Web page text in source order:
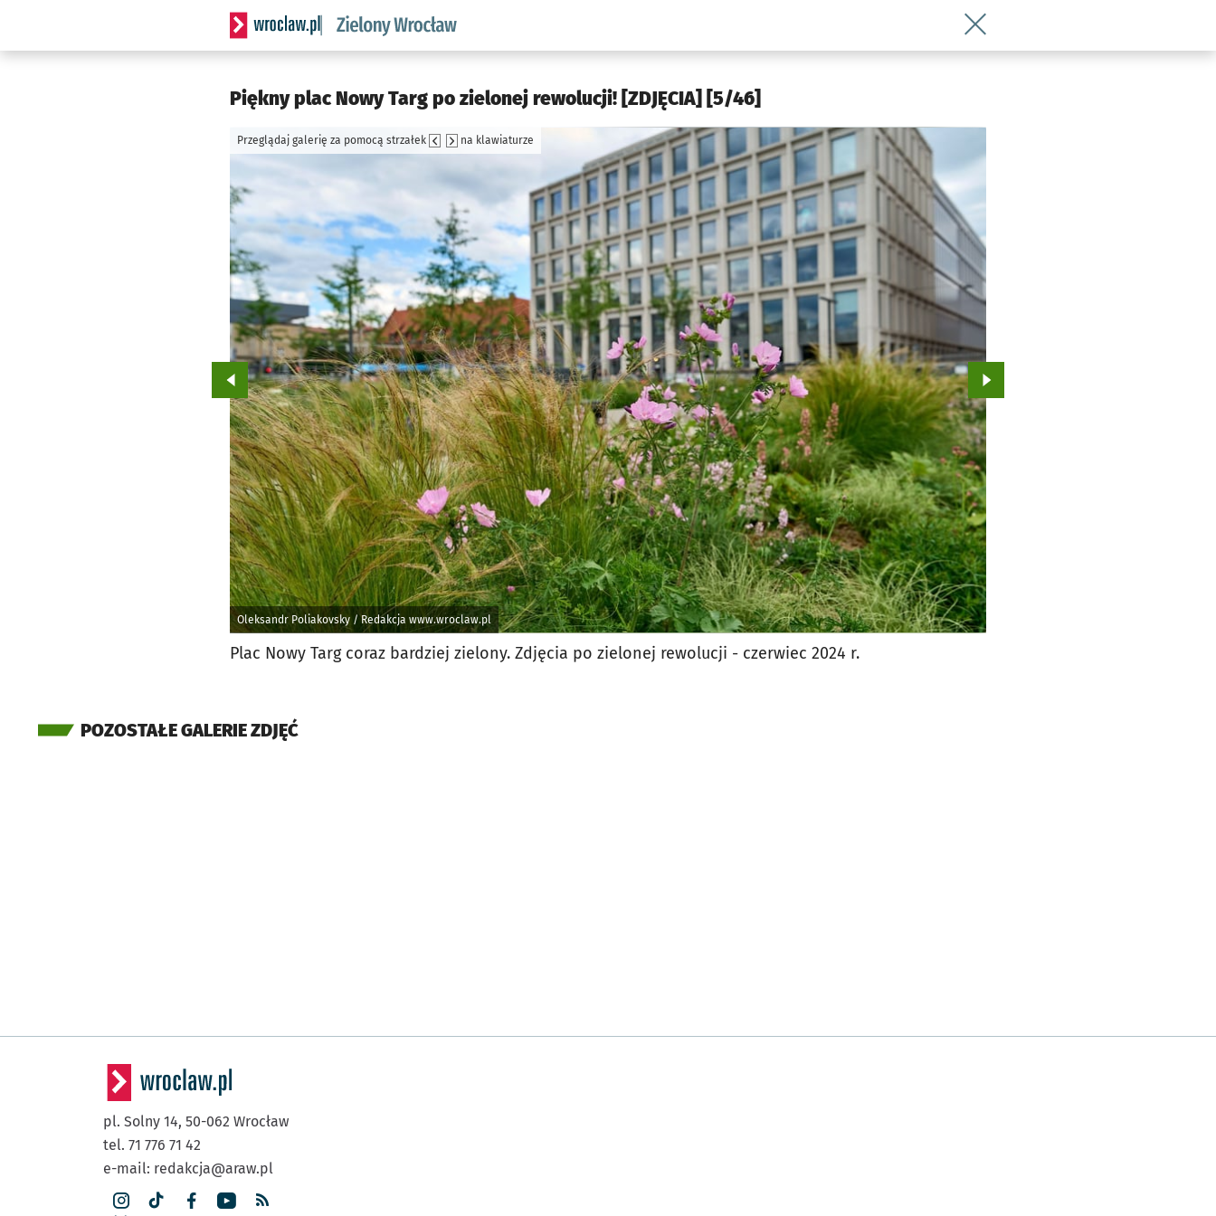
Serwis informacyjny wroclaw.pl podserwis: Środowisko we Wrocławiu
Wróć do artykułu Piękny plac Nowy
Piękny plac Nowy Targ po zielonej rewolucji! [ZDJĘCIA] [5/46]
Oleksandr Poliakovsky / Redakcja www.wroclaw.pl
Przeglądaj galerię za pomocą strzałek na klawiaturze
Przejdź do poprzedniego zdjęcia. Przejdź do kolejnego zdjęcia.
Plac Nowy Targ coraz bardziej zielony. Zdjęcia po zielonej rewolucji - czerwiec 2024 r.
POZOSTAŁE GALERIE ZDJĘĆ
pl. Solny 14, 50-062 Wrocław
tel. 71 776 71 42
e-mail: redakcja@araw.pl